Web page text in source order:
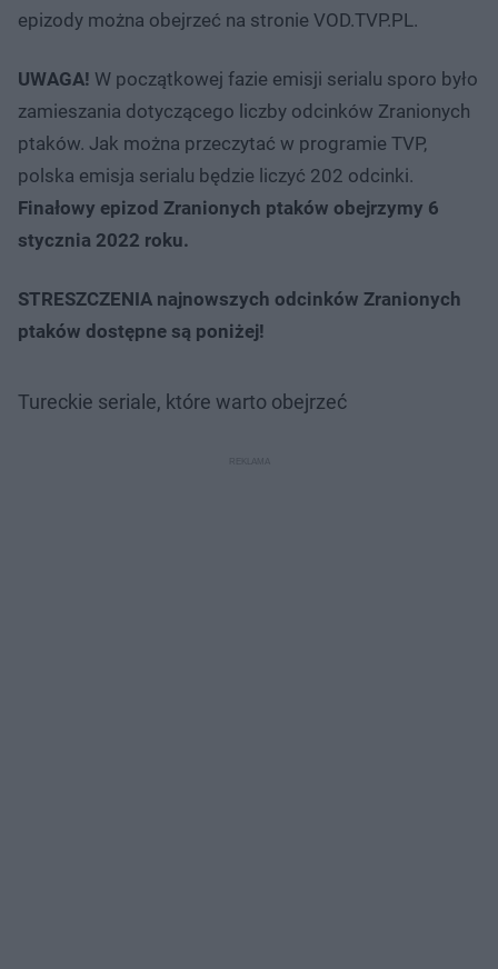
epizody można obejrzeć na stronie VOD.TVP.PL.
UWAGA! W początkowej fazie emisji serialu sporo było
zamieszania dotyczącego liczby odcinków Zranionych
ptaków. Jak można przeczytać w programie TVP,
polska emisja serialu będzie liczyć 202 odcinki.
Finałowy epizod Zranionych ptaków obejrzymy 6
stycznia 2022 roku.
STRESZCZENIA najnowszych odcinków Zranionych
ptaków dostępne są poniżej!
Tureckie seriale, które warto obejrzeć